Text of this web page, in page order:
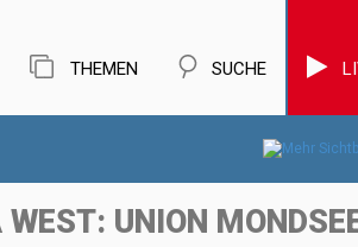
THEMEN SUCHE
WEST: UNION